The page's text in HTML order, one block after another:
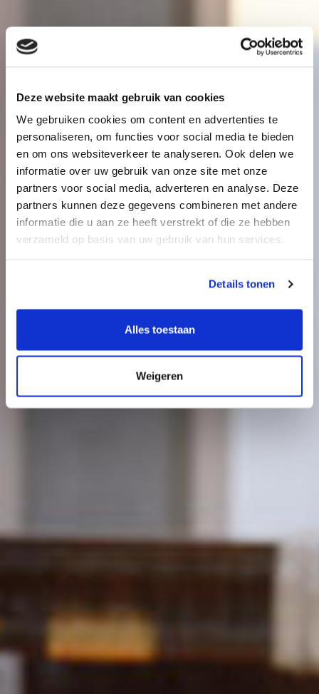
Deze website maakt gebruik van cookies
We gebruiken cookies om content en advertenties te
personaliseren, om functies voor social media te bieden
en om ons websiteverkeer te analyseren. Ook delen we
informatie over uw gebruik van onze site met onze
partners voor social media, adverteren en analyse. Deze
partners kunnen deze gegevens combineren met andere
informatie die u aan ze heeft verstrekt of die ze hebben
verzameld op basis van uw gebruik van hun services.
Details tonen
Alles toestaan
Weigeren
Impact